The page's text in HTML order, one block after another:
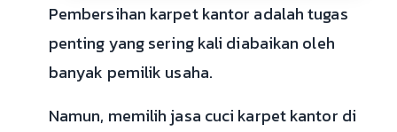
Pembersihan karpet kantor adalah tugas
penting yang sering kali diabaikan oleh
banyak pemilik usaha.
Namun, memilih jasa cuci karpet kantor di